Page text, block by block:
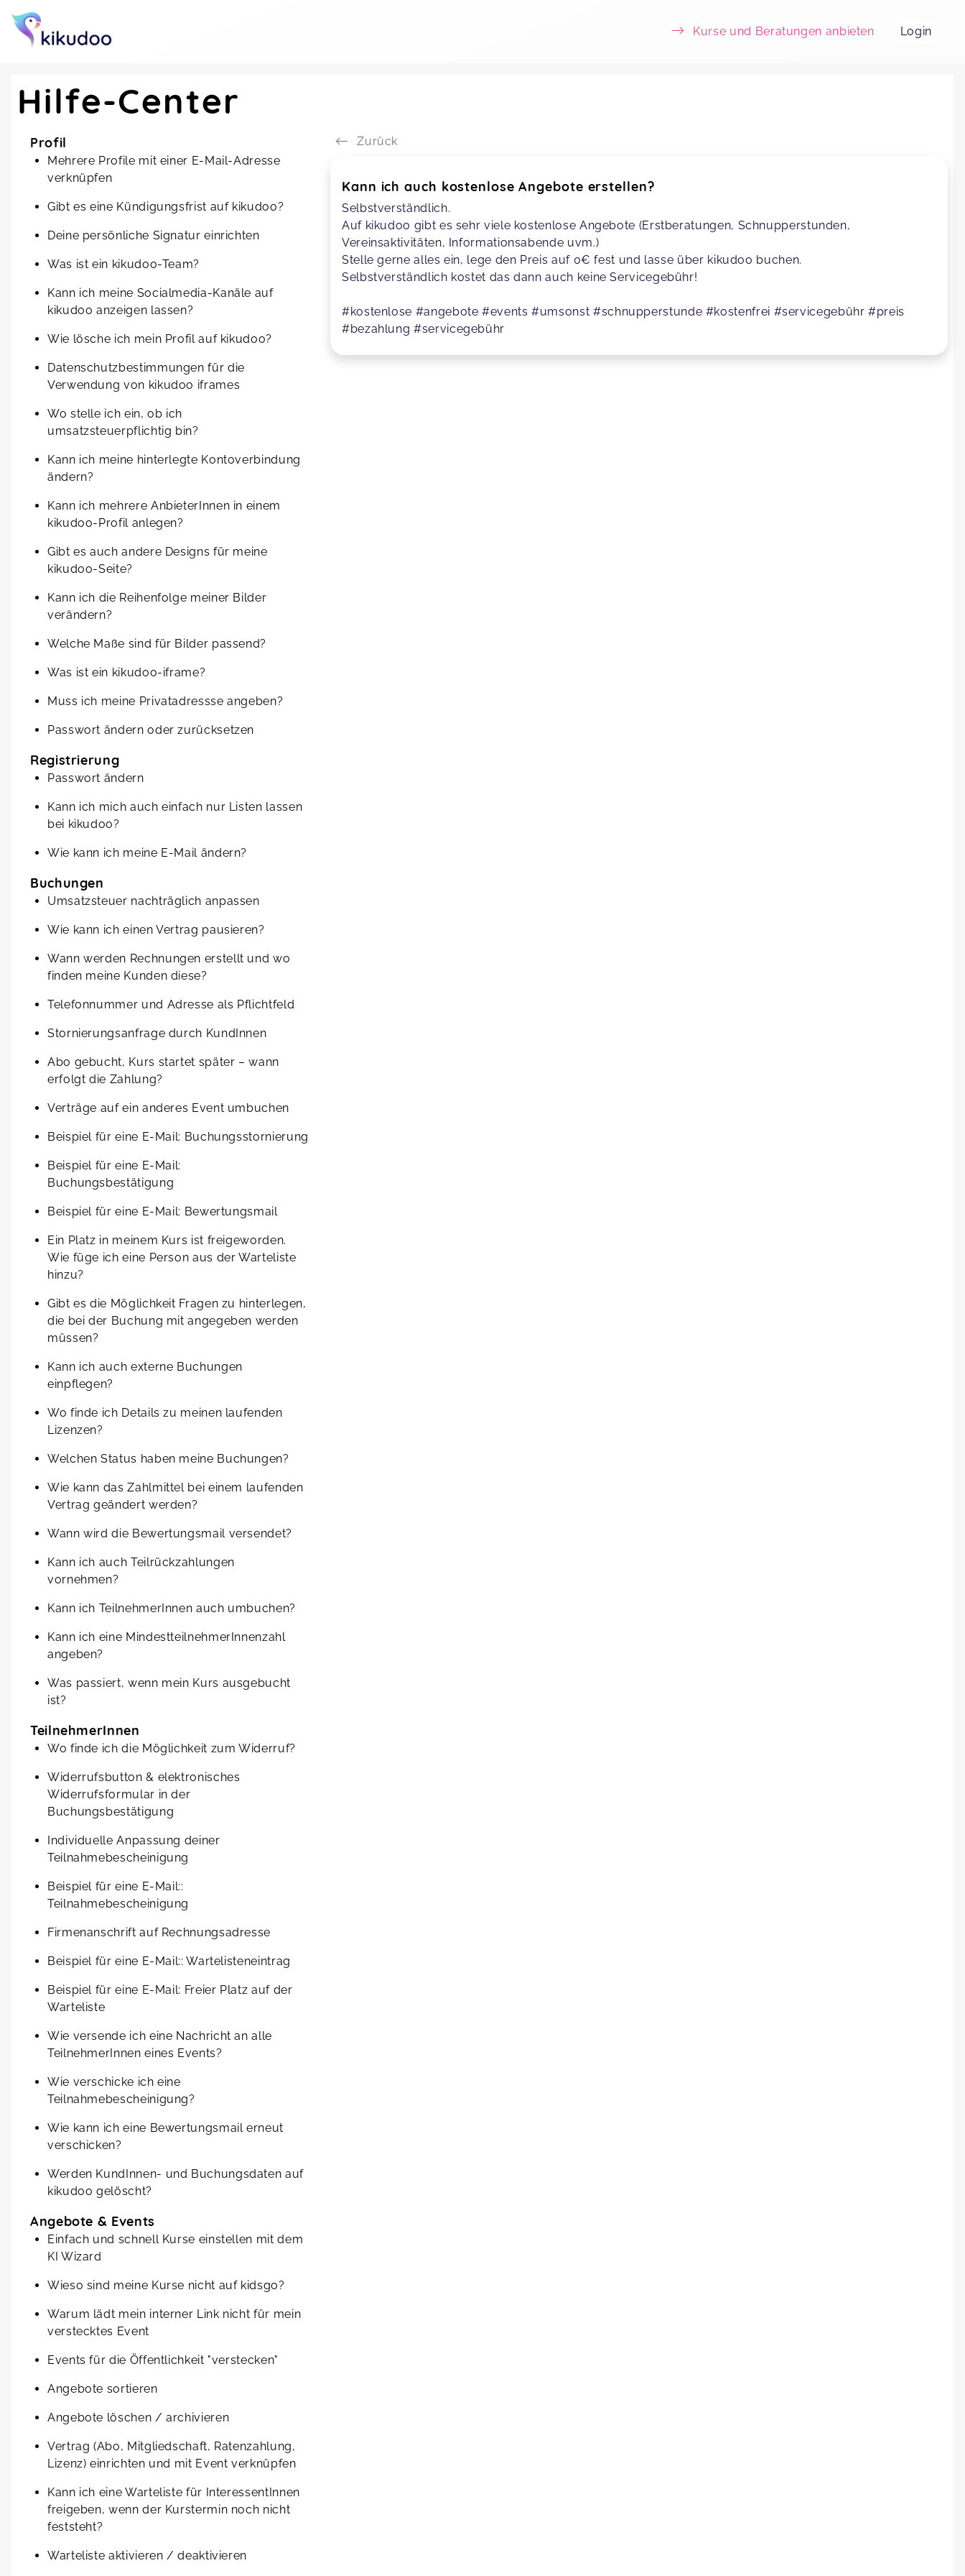
Kurse und Beratungen anbieten Login
Hilfe-Center
Profil
Mehrere Profile mit einer E-Mail-Adresse
verknüpfen
Gibt es eine Kündigungsfrist auf kikudoo?
Deine persönliche Signatur einrichten
Was ist ein kikudoo-Team?
Kann ich meine Socialmedia-Kanäle auf
kikudoo anzeigen lassen?
Wie lösche ich mein Profil auf kikudoo?
Datenschutzbestimmungen für die
Verwendung von kikudoo iframes
Wo stelle ich ein, ob ich
umsatzsteuerpflichtig bin?
Kann ich meine hinterlegte Kontoverbindung
ändern?
Kann ich mehrere AnbieterInnen in einem
kikudoo-Profil anlegen?
Gibt es auch andere Designs für meine
kikudoo-Seite?
Kann ich die Reihenfolge meiner Bilder
verändern?
Welche Maße sind für Bilder passend?
Was ist ein kikudoo-iframe?
Muss ich meine Privatadressse angeben?
Passwort ändern oder zurücksetzen
Registrierung
Passwort ändern
Kann ich mich auch einfach nur Listen lassen
bei kikudoo?
Wie kann ich meine E-Mail ändern?
Buchungen
Umsatzsteuer nachträglich anpassen
Wie kann ich einen Vertrag pausieren?
Wann werden Rechnungen erstellt und wo
finden meine Kunden diese?
Telefonnummer und Adresse als Pflichtfeld
Stornierungsanfrage durch KundInnen
Abo gebucht, Kurs startet später – wann
erfolgt die Zahlung?
Verträge auf ein anderes Event umbuchen
Beispiel für eine E-Mail: Buchungsstornierung
Beispiel für eine E-Mail:
Buchungsbestätigung
Beispiel für eine E-Mail: Bewertungsmail
Ein Platz in meinem Kurs ist freigeworden.
Wie füge ich eine Person aus der Warteliste
hinzu?
Gibt es die Möglichkeit Fragen zu hinterlegen,
die bei der Buchung mit angegeben werden
müssen?
Kann ich auch externe Buchungen
einpflegen?
Wo finde ich Details zu meinen laufenden
Lizenzen?
Welchen Status haben meine Buchungen?
Wie kann das Zahlmittel bei einem laufenden
Vertrag geändert werden?
Wann wird die Bewertungsmail versendet?
Kann ich auch Teilrückzahlungen
vornehmen?
Kann ich TeilnehmerInnen auch umbuchen?
Kann ich eine MindestteilnehmerInnenzahl
angeben?
Was passiert, wenn mein Kurs ausgebucht
ist?
TeilnehmerInnen
Wo finde ich die Möglichkeit zum Widerruf?
Widerrufsbutton & elektronisches
Widerrufsformular in der
Buchungsbestätigung
Individuelle Anpassung deiner
Teilnahmebescheinigung
Beispiel für eine E-Mail::
Teilnahmebescheinigung
Firmenanschrift auf Rechnungsadresse
Beispiel für eine E-Mail:: Wartelisteneintrag
Beispiel für eine E-Mail: Freier Platz auf der
Warteliste
Wie versende ich eine Nachricht an alle
TeilnehmerInnen eines Events?
Wie verschicke ich eine
Teilnahmebescheinigung?
Wie kann ich eine Bewertungsmail erneut
verschicken?
Werden KundInnen- und Buchungsdaten auf
kikudoo gelöscht?
Angebote & Events
Einfach und schnell Kurse einstellen mit dem
KI Wizard
Wieso sind meine Kurse nicht auf kidsgo?
Warum lädt mein interner Link nicht für mein
verstecktes Event
Events für die Öffentlichkeit "verstecken"
Angebote sortieren
Angebote löschen / archivieren
Vertrag (Abo, Mitgliedschaft, Ratenzahlung,
Lizenz) einrichten und mit Event verknüpfen
Kann ich eine Warteliste für InteressentInnen
freigeben, wenn der Kurstermin noch nicht
feststeht?
Warteliste aktivieren / deaktivieren
Zurück
Kann ich auch kostenlose Angebote erstellen?
Selbstverständlich.
Auf kikudoo gibt es sehr viele kostenlose Angebote (Erstberatungen, Schnupperstunden,
Vereinsaktivitäten, Informationsabende uvm.)
Stelle gerne alles ein, lege den Preis auf 0€ fest und lasse über kikudoo buchen.
Selbstverständlich kostet das dann auch keine Servicegebühr!
#kostenlose #angebote #events #umsonst #schnupperstunde #kostenfrei #servicegebühr #preis
#bezahlung #servicegebühr